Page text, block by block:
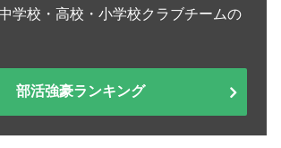
学校・高校・小学校クラブチームの
部活強豪ランキング